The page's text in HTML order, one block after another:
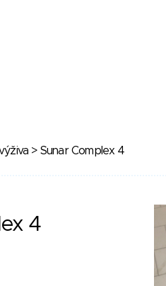
> Sunar Complex 4
4